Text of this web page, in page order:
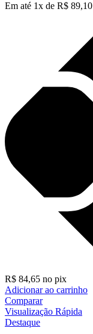
Em até 1x de R$ 89,10
R$ 84,65 no pix
Adicionar ao carrinho
Comparar
Visualização Rápida
Destaque